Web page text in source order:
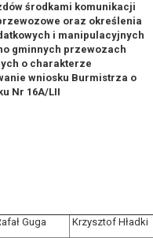
środkami komunikacji
oraz określenia
i manipulacyjnych
gminnych przewozach
o charakterze
wniosku Burmistrza o
Nr 16A/LII
Guga
Krzysztof Hładki